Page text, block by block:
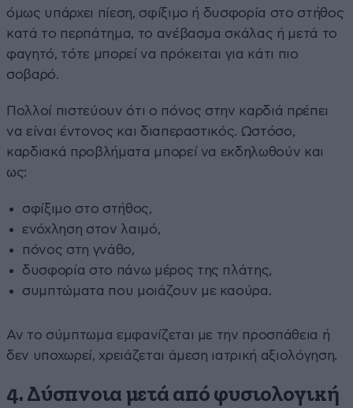
όμως υπάρχει πίεση, σφίξιμο ή δυσφορία στο στήθος
κατά το περπάτημα, το ανέβασμα σκάλας ή μετά το
φαγητό, τότε μπορεί να πρόκειται για κάτι πιο
σοβαρό.
Πολλοί πιστεύουν ότι ο πόνος στην καρδιά πρέπει
να είναι έντονος και διαπεραστικός. Ωστόσο,
καρδιακά προβλήματα μπορεί να εκδηλωθούν και
ως:
σφίξιμο στο στήθος,
ενόχληση στον λαιμό,
πόνος στη γνάθο,
δυσφορία στο πάνω μέρος της πλάτης,
συμπτώματα που μοιάζουν με καούρα.
Αν το σύμπτωμα εμφανίζεται με την προσπάθεια ή
δεν υποχωρεί, χρειάζεται άμεση ιατρική αξιολόγηση.
4. Δύσπνοια μετά από φυσιολογική